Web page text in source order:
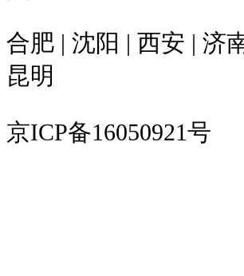
合肥 | 沈阳 | 西安 | 济
昆明
京ICP备16050921号